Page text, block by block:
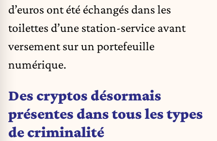
d’euros ont été échangés dans les
toilettes d’une station-service avant
versement sur un portefeuille
numérique.
Des cryptos désormais
présentes dans tous les types
de criminalité